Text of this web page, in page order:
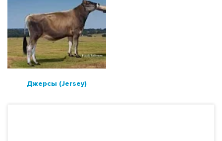
ПОИСК БЫКОВ ПО НОМЕРУ ИЛИ КЛИЧКЕ
РАСХОДНЫЕ МАТЕРИАЛЫ И ОБОРУДОВАНИЕ
Джерсы (Jersey)